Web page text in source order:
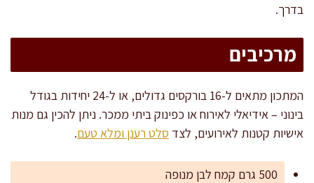
בדרך.
מרכיבים
המתכון מתאים ל-16 בורקסים גדולים, או ל-24 יחידות בגודל
בינוני – אידיאלי לאירוח או כפינוק ביתי ממכר. ניתן להכין גם מנות
אישיות קטנות לאירועים, לצד סלט רענן ומלא טעם.
500 גרם קמח לבן מנופה